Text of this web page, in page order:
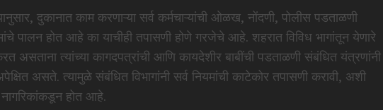
दुकानात काम करणाऱ्या सर्व कर्मचाऱ्यांची ओळख, नोंदणी, पोलीस पडताळणी
पालन होत आहे का याचीही तपासणी होणे गरजेचे आहे. शहरात विविध भागांतून येणारे
असताना त्यांच्या कागदपत्रांची आणि कायदेशीर बाबींची पडताळणी संबंधित यंत्रणांनी
असते. त्यामुळे संबंधित विभागांनी सर्व नियमांची काटेकोर तपासणी करावी, अशी
नागरिकांकडून होत आहे.